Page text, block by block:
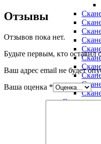
Сканеры
Отзывы
Отзывов пока нет.
Будьте первым, кто
Ваш адрес email не будет
Ваша оценка *